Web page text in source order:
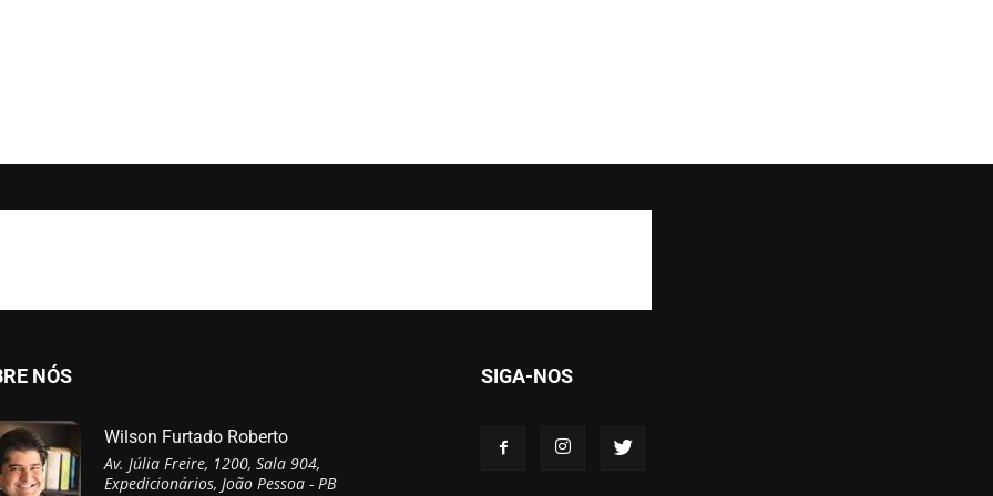
NÓS
Wilson Furtado Roberto
Av. Júlia Freire, 1200, Sala 904,
Expedicionários, João Pessoa - PB
SIGA-NOS